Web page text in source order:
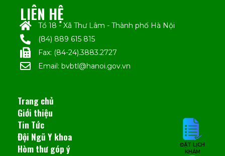
LIÊN HỆ
Tổ 18 - Xã Thư Lâm - Thành phố Hà Nội
(84) 889 615 815
Fax: (84-24).3883.2727
Email: bvbtl@hanoi.gov.vn
Trang chủ
Giới thiệu
Tin Tức
Đội Ngũ Y khoa
Hòm thư góp ý
ĐẶT LỊCH
KHÁM